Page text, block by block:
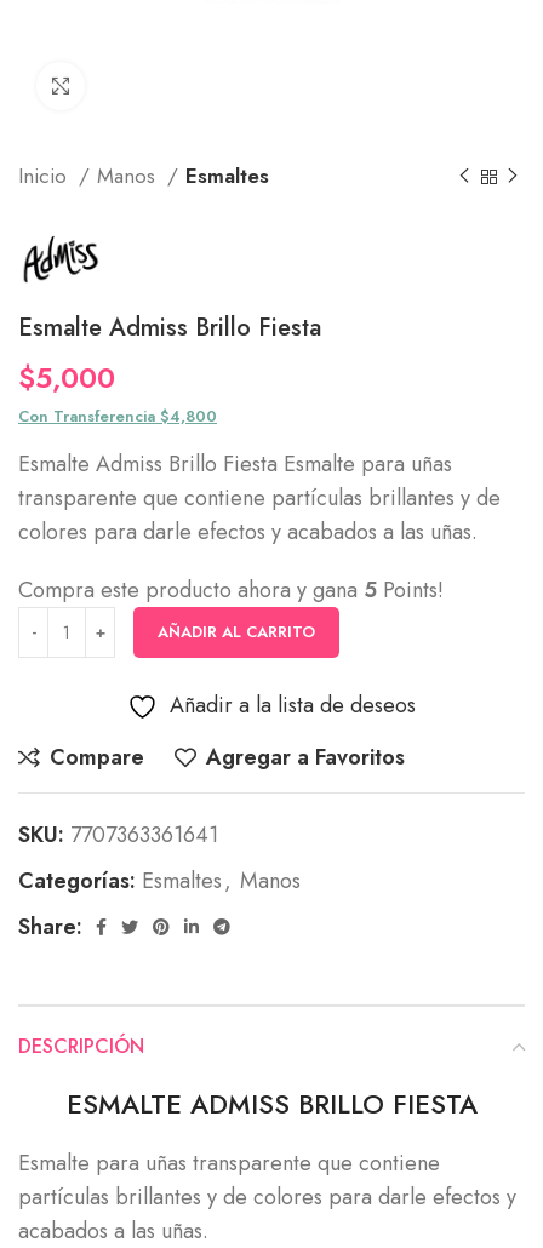
Inicio Manos Esmaltes
Esmalte Admiss Brillo Fiesta
$5,000
Con Transferencia $4,800
Esmalte Admiss Brillo Fiesta Esmalte para uñas
transparente que contiene partículas brillantes y de
colores para darle efectos y acabados a las uñas.
Compra este producto ahora y gana 5 Points!
AÑADIR AL CARRITO
Añadir a la lista de deseos
Compare
Agregar a Favoritos
SKU: 7707363361641
Categorías: Esmaltes, Manos
Share:
DESCRIPCIÓN
ESMALTE ADMISS BRILLO FIESTA
Esmalte para uñas transparente que contiene
partículas brillantes y de colores para darle efectos y
acabados a las uñas.